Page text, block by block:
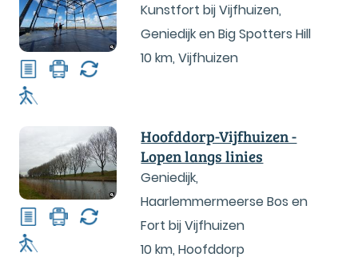
Kunstfort bij Vijfhuizen,
Geniedijk en Big Spotters Hill
10 km,Vijfhuizen
Hoofddorp-Vijfhuizen -
Lopen langs linies
Geniedijk,
Haarlemmermeerse Bos en
Fort bij Vijfhuizen
10 km,Hoofddorp